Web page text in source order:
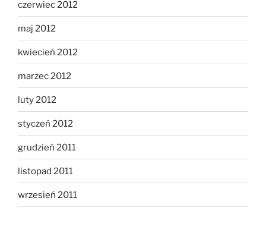
czerwiec 2012
maj 2012
kwiecień 2012
marzec 2012
luty 2012
styczeń 2012
grudzień 2011
listopad 2011
wrzesień 2011